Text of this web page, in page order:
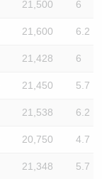
21,500 6
21,600 6.2
21,428 6
21,450 5.7
21,538 6.2
20,750 4.7
21,348 5.7